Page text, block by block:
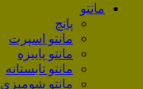
مانتو
پانچ
مانتو اسپرت
مانتو پاییزه
مانتو تابستانه
مانتو شومیزی